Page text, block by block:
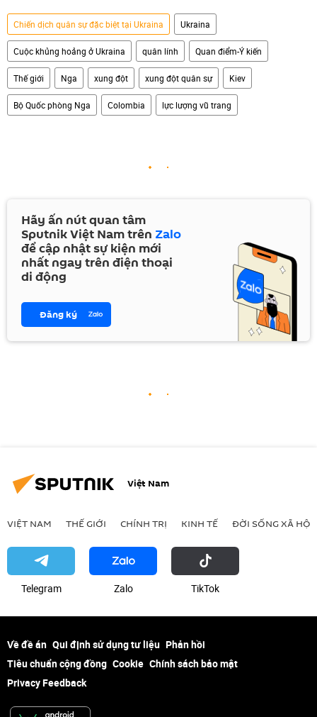
Chiến dịch quân sự đặc biệt tại Ukraina Ukraina
Cuộc khủng hoảng ở Ukraina quân lính Quan điểm-Ý kiến
Thế giới Nga xung đột xung đột quân sự Kiev
Bộ Quốc phòng Nga Colombia lực lượng vũ trang
Hãy ấn nút quan tâm
Sputnik Việt Nam trên Zalo
để cập nhật sự kiện mới
nhất ngay trên điện thoại
di động
Đăng ký
Việt Nam
VIỆT NAM THẾ GIỚI CHÍNH TRỊ KINH TẾ ĐỜI SỐNG XÃ HỘI
Telegram Zalo ТikТоk
Về đề án Qui định sử dụng tư liệu Phản hồi
Tiêu chuẩn cộng đồng Cookie Chính sách bảo mật
Privacy Feedback